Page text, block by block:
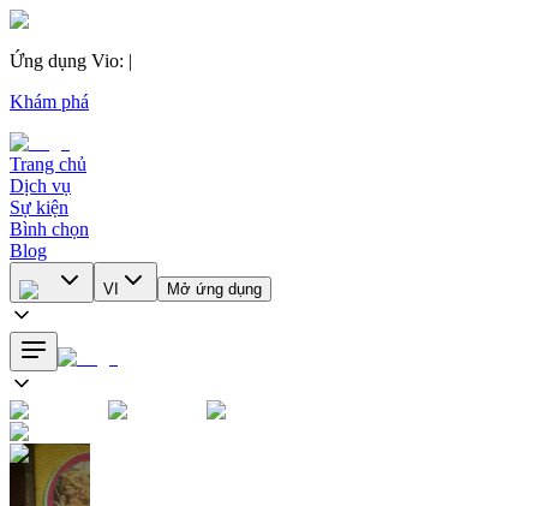
Ứng dụng Vio: |
Khám phá
Trang chủ
Dịch vụ
Sự kiện
Bình chọn
Blog
VI Mở ứng dụng